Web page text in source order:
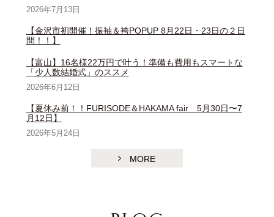
2026年7月13日
【金沢市初開催！振袖＆袴POPUP 8月22日・23日の２日
間！！】
【富山】16名様22万円で叶う！準備も費用もスマートな
「少人数結婚式」のススメ
2026年6月12日
【夏休み前！！FURISODE＆HAKAMA fair 5月30日〜7
月12日】
2026年5月24日
MORE